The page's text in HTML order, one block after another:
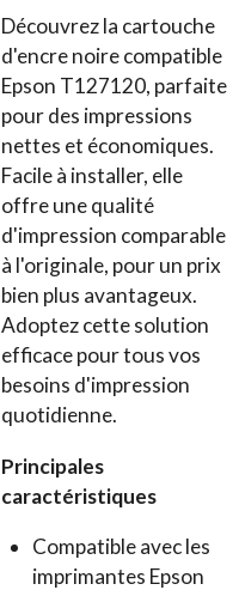
Découvrez la cartouche
d'encre noire compatible
Epson T127120, parfaite
pour des impressions
nettes et économiques.
Facile à installer, elle
offre une qualité
d'impression comparable
à l'originale, pour un prix
bien plus avantageux.
Adoptez cette solution
efficace pour tous vos
besoins d'impression
quotidienne.
Principales
caractéristiques
Compatible avec les
imprimantes Epson